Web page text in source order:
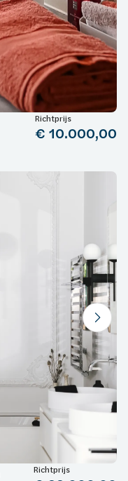
Richtprijs
€ 10.000,00
Richtprijs